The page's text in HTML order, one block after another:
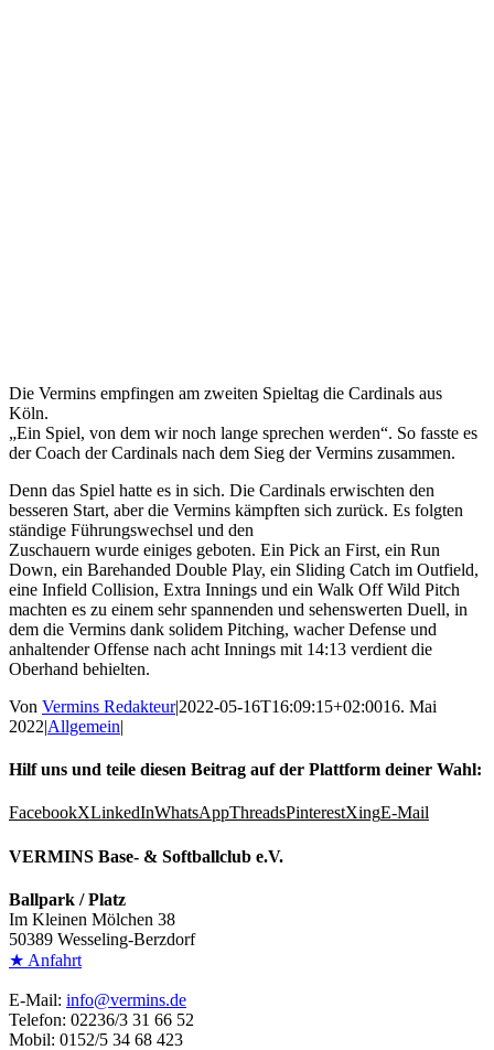
Die Vermins empfingen am zweiten Spieltag die Cardinals aus
Köln.
„Ein Spiel, von dem wir noch lange sprechen werden“. So fasste es
der Coach der Cardinals nach dem Sieg der Vermins zusammen.
Denn das Spiel hatte es in sich. Die Cardinals erwischten den
besseren Start, aber die Vermins kämpften sich zurück. Es folgten
ständige Führungswechsel und den
Zuschauern wurde einiges geboten. Ein Pick an First, ein Run
Down, ein Barehanded Double Play, ein Sliding Catch im Outfield,
eine Infield Collision, Extra Innings und ein Walk Off Wild Pitch
machten es zu einem sehr spannenden und sehenswerten Duell, in
dem die Vermins dank solidem Pitching, wacher Defense und
anhaltender Offense nach acht Innings mit 14:13 verdient die
Oberhand behielten.
Von Vermins Redakteur|2022-05-16T16:09:15+02:0016. Mai
2022|Allgemein|
Hilf uns und teile diesen Beitrag auf der Plattform deiner Wahl:
FacebookXLinkedInWhatsAppThreadsPinterestXingE-Mail
VERMINS Base- & Softballclub e.V.
Ballpark / Platz
Im Kleinen Mölchen 38
50389 Wesseling-Berzdorf
★ Anfahrt
E-Mail: info@vermins.de
Telefon: 02236/3 31 66 52
Mobil: 0152/5 34 68 423